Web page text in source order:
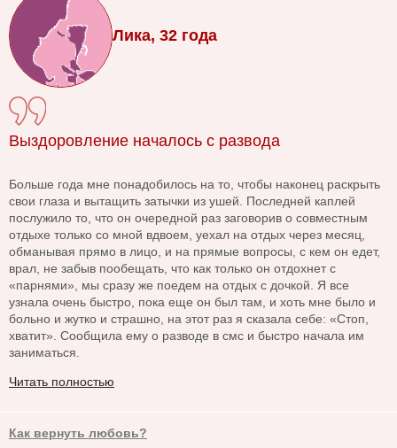
Лика, 32 года
Выздоровление началось с развода
Больше года мне понадобилось на то, чтобы наконец раскрыть
свои глаза и вытащить затычки из ушей. Последней каплей
послужило то, что он очередной раз заговорив о совместным
отдыхе только со мной вдвоем, уехал на отдых через месяц,
обманывая прямо в лицо, и на прямые вопросы, с кем он едет,
врал, не забыв пообещать, что как только он отдохнет с
«парнями», мы сразу же поедем на отдых с дочкой. Я все
узнала очень быстро, пока еще он был там, и хоть мне было и
больно и жутко и страшно, на этот раз я сказала себе: «Стоп,
хватит». Сообщила ему о разводе в смс и быстро начала им
заниматься.
Читать полностью
Как вернуть любовь?